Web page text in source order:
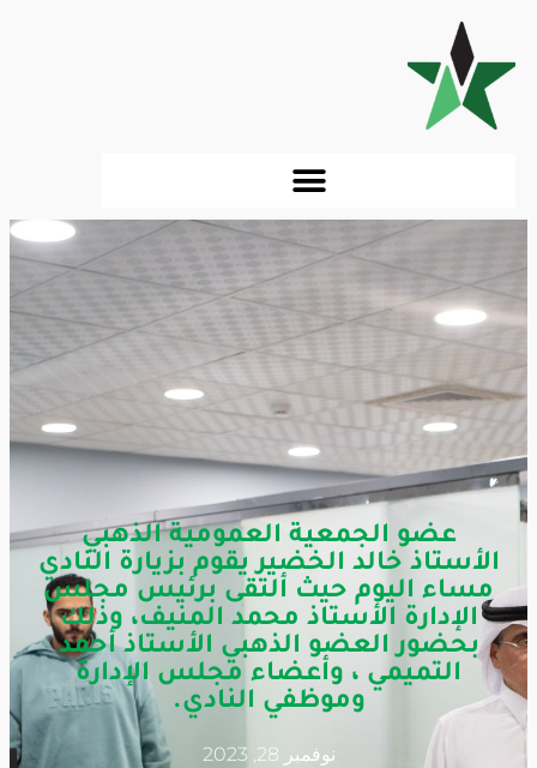
عضو الجمعية العمومية الذهبي
الأستاذ خالد الخضير يقوم بزيارة النادي
مساء اليوم حيث ألتقى برئيس مجلس
الإدارة الأستاذ محمد المنيف، وذلك
بحضور العضو الذهبي الأستاذ أحمد
التميمي ، وأعضاء مجلس الإدارة
وموظفي النادي.
نوفمبر 28, 2023